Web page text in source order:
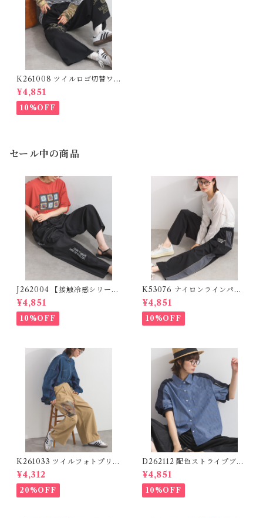
K261008 ツイルロゴ切替ワ
ークパンツ / Twill Logo Pan
el Work Pants (残りわずか)
¥4,851
10%OFF
セール中の商品
J262004 【接触冷感シリー
ズ】 ツイルワーク風ロゴパン
ツ / Cool Touch Twill Work
Logo Pants (残りわずか)
¥4,851
10%OFF
K53076 ナイロンラインパン
ツ / Nylon Line Pants (残り
わずか)
¥4,851
10%OFF
K261033 ツイルフォトプリン
トイージーテーパードパンツ /
Twill Photo Print Easy Tap
ered Pants
¥4,312
20%OFF
D262112 配色ストライプブラ
ウス / Color Block Stripe R
elaxed Blouse 【re-stock】
¥4,851
10%OFF